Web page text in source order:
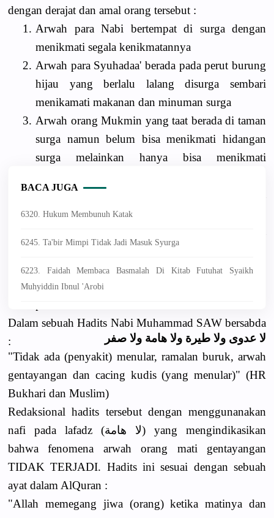
dengan derajat dan amal orang tersebut :
1. Arwah para Nabi bertempat di surga dengan
menikmati segala kenikmatannya
2. Arwah para Syuhadaa' berada pada perut burung
hijau yang berlalu lalang disurga sembari
menikamati makanan dan minuman surga
3. Arwah orang Mukmin yang taat berada di taman
surga namun belum bisa menikmati hidangan
surga melainkan hanya bisa menikmati
4. Arwah orang Mukmin yang durhaka berada
diruang angkasa antara bumi dan langit
berada pada perut burung berwarna hitam di
tempat bernama Sijjin yang berada dilapisan
bumi ketujuh dengan mengalami siksaan yang
Dalam sebuah Hadits Nabi Muhammad SAW bersabda
:
BACA JUGA
6320. Hukum Membunuh Katak
6245. Ta'bir Mimpi Tidak Jadi Masuk Syurga
6223. Faidah Membaca Basmalah Di Kitab Futuhat Syaikh
Muhyiddin Ibnul 'Arobi
لا عدوى ولا طيرة ولا هامة ولا صفر
"Tidak ada (penyakit) menular, ramalan buruk, arwah
gentayangan dan cacing kudis (yang menular)" (HR
Bukhari dan Muslim)
Redaksional hadits tersebut dengan menggunanakan
nafi pada lafadz
(لا هامة) yang mengindikasikan
bahwa fenomena arwah orang mati gentayangan
TIDAK TERJADI. Hadits ini sesuai dengan sebuah
ayat dalam AlQuran :
"Allah memegang jiwa (orang) ketika matinya dan